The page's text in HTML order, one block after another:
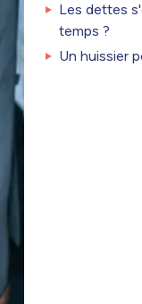
Les dettes
temps ?
Un huissier